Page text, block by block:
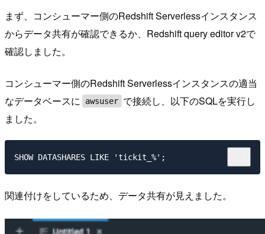
まず、コンシューマー側のRedshift Serverlessインスタンス
からデータ共有が確認できるか、Redshift query editor v2で
確認しました。
コンシューマー側のRedshift Serverlessインスタンスの適当
なデータベースに
awsuser で接続し、以下のSQLを実行し
ました。
関連付けをしているため、データ共有が見えました。